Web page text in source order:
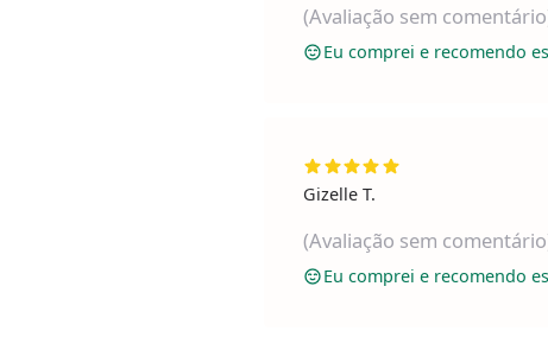
(Avaliação sem
Eu comprei e recomendo
Gizelle T.
(Avaliação sem
Eu comprei e recomendo